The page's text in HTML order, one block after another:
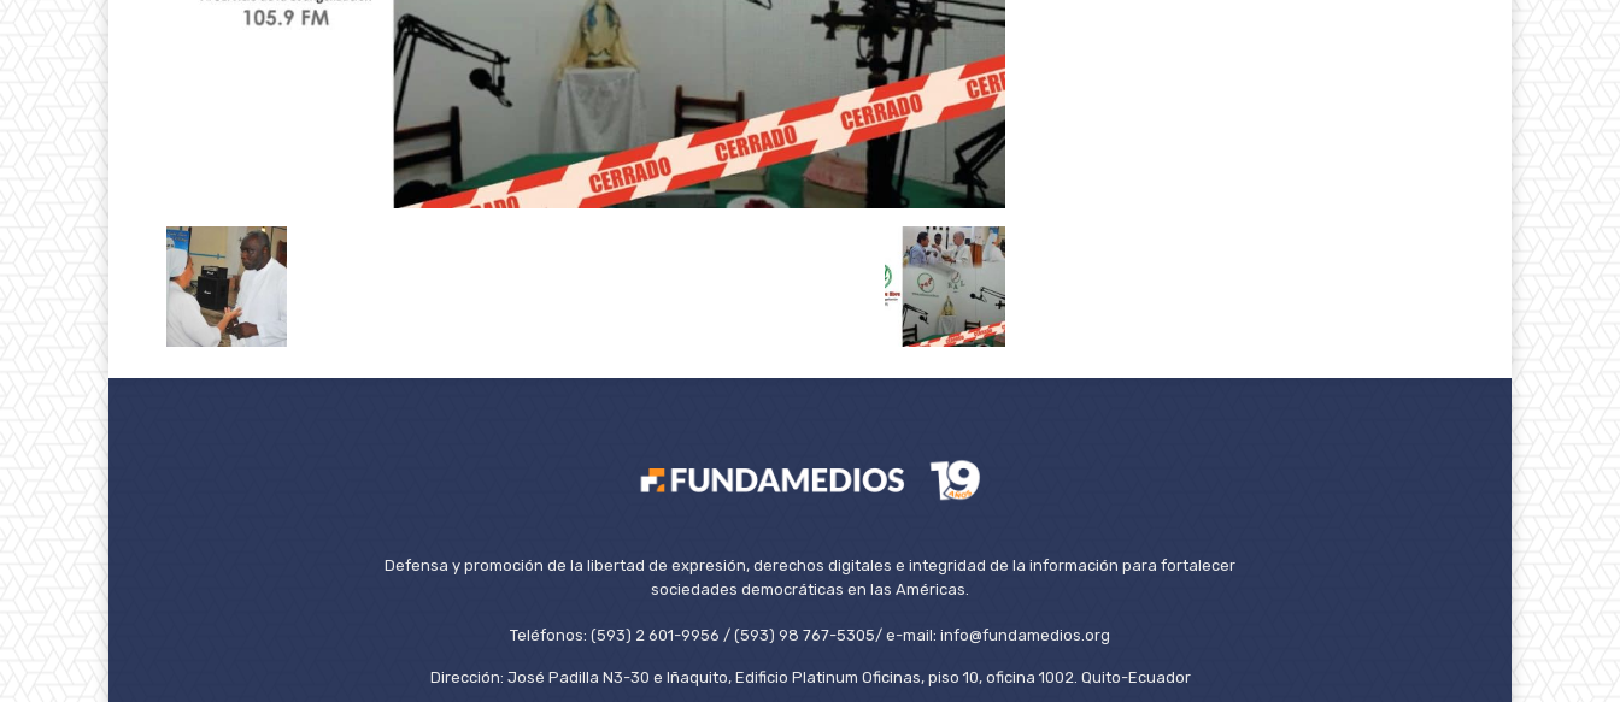
Defensa y promoción de la libertad de expresión, derechos digitales e integridad de la información para fortalecer
sociedades democráticas en las Américas.
Teléfonos: (593) 2 601-9956 / (593) 98 767-5305/ e-mail: info@fundamedios.org
Dirección: José Padilla N3-30 e Iñaquito, Edificio Platinum Oficinas, piso 10, oficina 1002. Quito-Ecuador